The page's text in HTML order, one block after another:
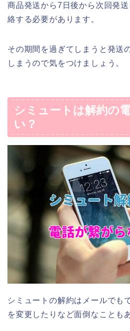
商品発送から7日後から次回発
絡する必要があります。
その期間を過ぎてしまうと発送
しまうので気をつけましょう。
シミュートは解約の
い？
シミュートの解約はメールでも
を変更したりなど面倒なことも